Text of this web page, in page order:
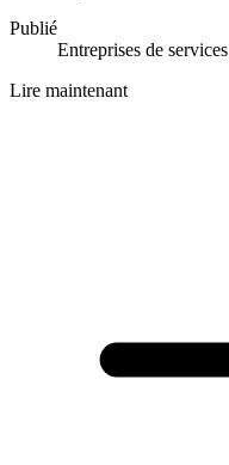
Publié
Entreprises de services
Lire maintenant